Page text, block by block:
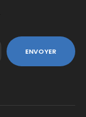
ENVOYER